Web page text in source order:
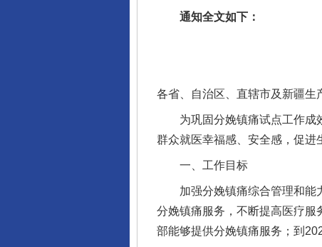
通知全文如下：
各省、自治区、直辖市及新疆生
为巩固分娩镇痛试点工作成效
群众就医幸福感、安全感，促进
一、工作目标
加强分娩镇痛综合管理和能力
分娩镇痛服务，不断提高医疗服
部能够提供分娩镇痛服务；到